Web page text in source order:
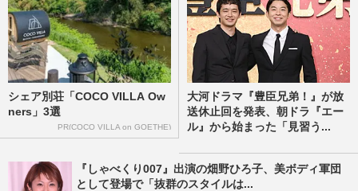
シェア別荘「COCO VILLA Ow
ners」3選
PR(COCO VILLA on GOETHE)
大河ドラマ『豊臣兄弟！』が放
送休止回を発表、朝ドラ『エー
ル』から始まった「見習う...
『しゃべくり007』出演の畑野ひろ子、美ボディ軍団
として登場で「抜群のスタイルは...